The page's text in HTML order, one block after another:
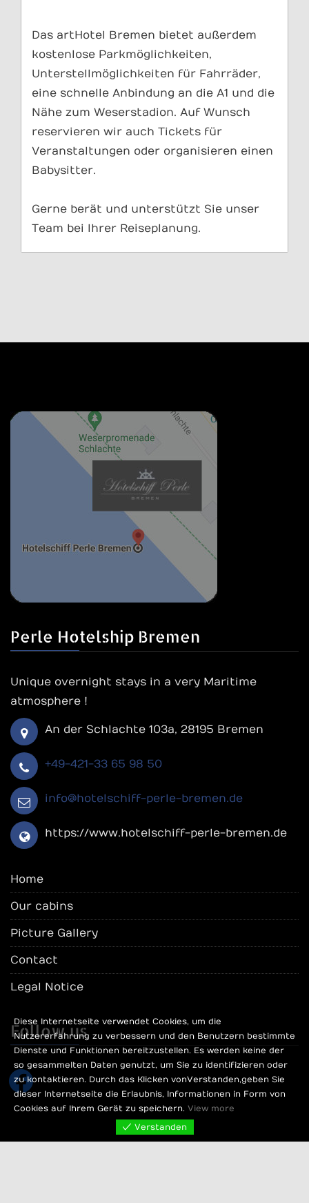
Das artHotel Bremen bietet außerdem
kostenlose Parkmöglichkeiten,
Unterstellmöglichkeiten für Fahrräder,
eine schnelle Anbindung an die A1 und die
Nähe zum Weserstadion. Auf Wunsch
reservieren wir auch Tickets für
Veranstaltungen oder organisieren einen
Babysitter.
Gerne berät und unterstützt Sie unser
Team bei Ihrer Reiseplanung.
Perle Hotelship Bremen
Unique overnight stays in a very Maritime
atmosphere !
An der Schlachte 103a, 28195 Bremen
+49-421-33 65 98 50
info@hotelschiff-perle-bremen.de
https://www.hotelschiff-perle-bremen.de
Home
Our cabins
Picture Gallery
Contact
Legal Notice
Follow us
facebook
Diese Internetseite verwendet Cookies, um die
Nutzererfahrung zu verbessern und den Benutzern bestimmte
Dienste und Funktionen bereitzustellen. Es werden keine der
so gesammelten Daten genutzt, um Sie zu identifizieren oder
zu kontaktieren. Durch das Klicken von Verstanden, geben Sie
dieser Internetseite die Erlaubnis, Informationen in Form von
Cookies auf Ihrem Gerät zu speichern. View more
Verstanden